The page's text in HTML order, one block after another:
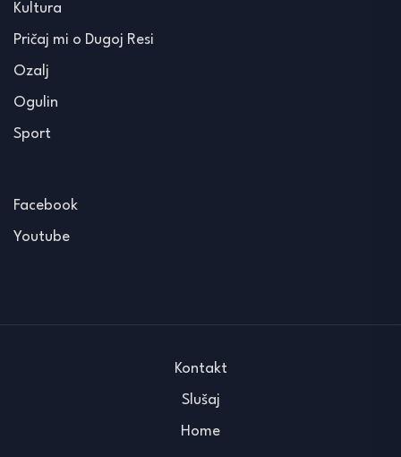
Kultura
Pričaj mi o Dugoj Resi
Ozalj
Ogulin
Sport
Facebook
Youtube
Kontakt
Slušaj
Home